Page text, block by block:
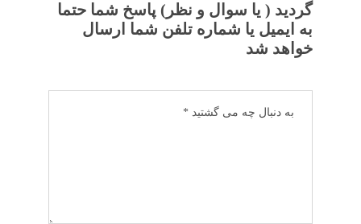
گردید ( یا سوال و نظر) پاسخ شما حتما
به ایمیل یا شماره تلفن شما ارسال
خواهد شد